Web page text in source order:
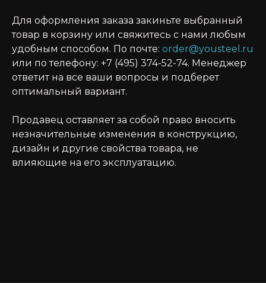
Для оформления заказа закиньте выбранный
товар в корзину или свяжитесь с нами любым
удобным способом. По почте: order@yousteel.ru
или по телефону: +7 (495) 374-52-74. Менеджер
ответит на все ваши вопросы и подберет
оптимальный вариант.
Продавец оставляет за собой право вносить
незначительные изменения в конструкцию,
дизайн и другие свойства товара, не
влияющие на его эксплуатацию.